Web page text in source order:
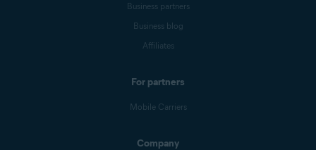
Business partners
Business blog
Affiliates
For partners
Mobile Carriers
Company